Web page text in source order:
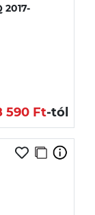
2017-
590 Ft-tól